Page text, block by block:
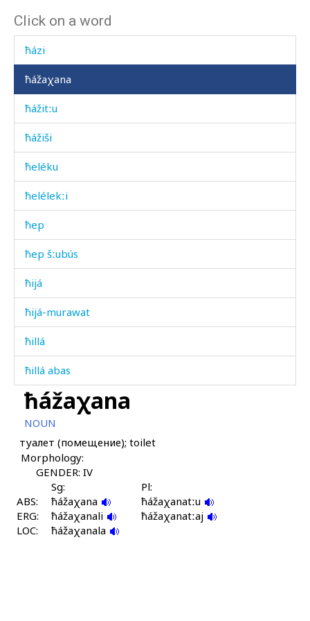
Click on a word
ħátbos
ħázi
ħážaχana
ħážitːu
ħážiši
ħeléku
ħelélekːi
ħep
ħep šːubús
ħijá
ħijá-murawat
ħillá
ħillá abas
ħilláči
ħisáb
ħisáb-sual
ħiħíbos
ħok'ó
ħážaχana
NOUN
туалет (помещение); toilet
Morphology:
GENDER: IV
Sg:
Pl:
ABS:
ħážaχana
ħážaχanatːu
ERG:
ħážaχanali
ħážaχanatːaj
LOC:
ħážaχanala